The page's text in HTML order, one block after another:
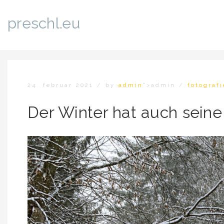
preschl.eu
24. februar 2021 / by admin ">admin /
Der Winter hat auch